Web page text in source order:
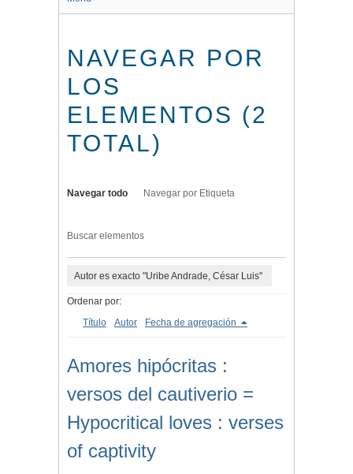
NAVEGAR POR
LOS
ELEMENTOS (2
TOTAL)
Navegar todo Navegar por Etiqueta
Buscar elementos
Autor es exacto "Uribe Andrade, César Luis"
Ordenar por:
Título
Autor Fecha de agregación
Amores hipócritas :
versos del cautiverio =
Hypocritical loves : verses
of captivity